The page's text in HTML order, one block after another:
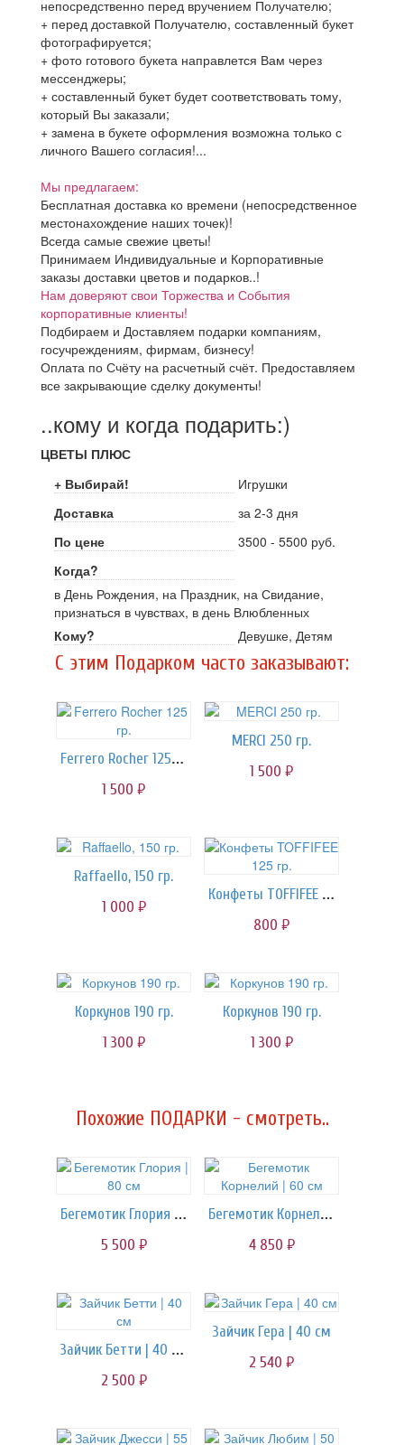
непосредственно перед вручением Получателю;
+ перед доставкой Получателю, составленный букет
фотографируется;
+ фото готового букета направлется Вам через
мессенджеры;
+ составленный букет будет соответствовать тому,
который Вы заказали;
+ замена в букете оформления возможна только с
личного Вашего согласия!...
Мы предлагаем:
Бесплатная доставка ко времени (непосредственное
местонахождение наших точек)!
Всегда самые свежие цветы!
Принимаем Индивидуальные и Корпоративные
заказы доставки цветов и подарков..!
Нам доверяют свои Торжества и События
корпоративные клиенты!
Подбираем и Доставляем подарки компаниям,
госучреждениям, фирмам, бизнесу!
Оплата по Счёту на расчетный счёт. Предоставляем
все закрывающие сделку документы!
..кому и когда подарить:)
ЦВЕТЫ ПЛЮС
+ Выбирай!
Игрушки
Доставка
за 2-3 дня
По цене
3500 - 5500 руб.
Когда?
в День Рождения, на Праздник, на Свидание,
признаться в чувствах, в день Влюбленных
Кому?
Девушке, Детям
C этим Подарком часто заказывают:
Ferrero Rocher 125 гр.
1 500 руб.
MERCI 250 гр.
1 500 руб.
Raffaello, 150 гр.
1 000 руб.
Конфеты TOFFIFEE 125 гр.
800 руб.
Коркунов 190 гр.
1 300 руб.
Коркунов 190 гр.
1 300 руб.
Похожие ПОДАРКИ - смотреть..
Бегемотик Глория | 80 см
5 500 руб.
Бегемотик Корнелий | 60 см
4 850 руб.
Зайчик Бетти | 40 см
2 500 руб.
Зайчик Гера | 40 см
2 540 руб.